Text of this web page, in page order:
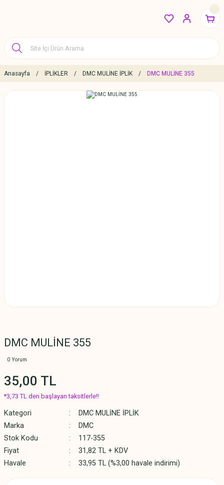
Anasayfa İPLİKLER DMC MULİNE İPLİK DMC MULİNE 355
DMC MULİNE 355
0 Yorum
35,00 TL
*3,73 TL den başlayan taksitlerle!!
Kategori
DMC MULİNE İPLİK
Marka
DMC
Stok Kodu
117-355
Fiyat
31,82 TL + KDV
Havale
33,95 TL (%3,00 havale indirimi)